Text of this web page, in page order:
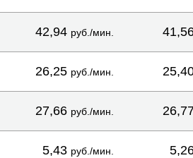
42,94 руб./мин.
26,25 руб./мин.
27,66 руб./мин.
5,43 руб./мин.